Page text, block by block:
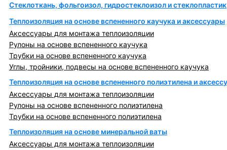
Стеклоткань, фольгоизол, гидростеклоизол и стеклопластик
Теплоизоляция на основе вспененного каучука и аксессуары
Аксессуары для монтажа теплоизоляции
Рулоны на основе вспененного каучука
Трубки на основе вспененного каучука
Углы, тройники, подвесы на основе вспененного каучука
Теплоизоляция на основе вспененного полиэтилена и
Аксессуары для монтажа теплоизоляции
Рулоны на основе вспененного полиэтилена
Трубки на основе вспененного полиэтилена
Теплоизоляция на основе минеральной ваты
Аксессуары для монтажа теплоизоляции